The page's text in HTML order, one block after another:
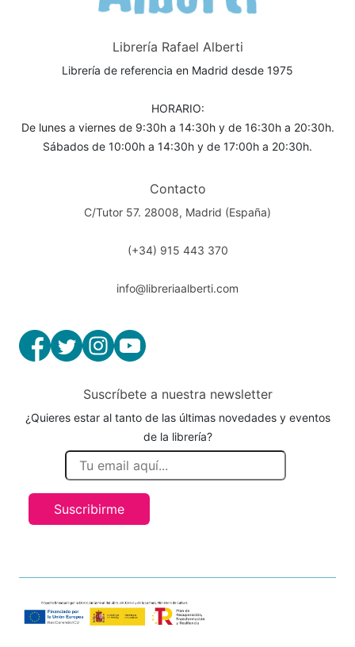
Librería Rafael Alberti
Librería de referencia en Madrid desde 1975
HORARIO:
De lunes a viernes de 9:30h a 14:30h y de 16:30h a 20:30h.
Sábados de 10:00h a 14:30h y de 17:00h a 20:30h.
Contacto
C/Tutor 57. 28008, Madrid (España)
(+34) 915 443 370
info@libreriaalberti.com
Suscríbete a nuestra newsletter
¿Quieres estar al tanto de las últimas novedades y eventos
de la librería?
Suscribirme